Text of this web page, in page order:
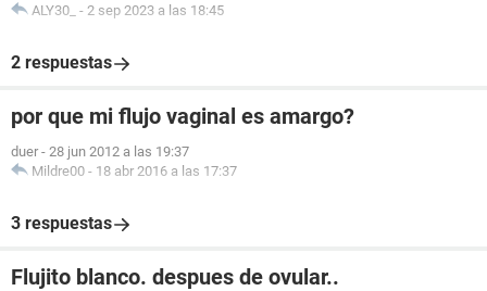
ALY30_ - 2 sep 2023 a las 18:45
2 respuestas
por que mi flujo vaginal es amargo?
duer - 28 jun 2012 a las 19:37
Mildre00 - 18 abr 2016 a las 17:37
3 respuestas
Flujito blanco. despues de ovular..